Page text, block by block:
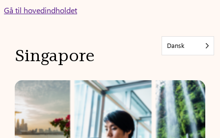
Skip
Gå til hovedindholdet
Dansk
Singapore